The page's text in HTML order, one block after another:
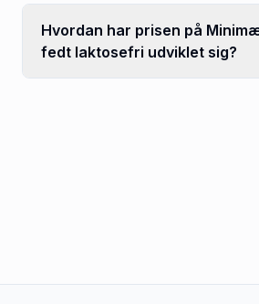
Hvordan har prisen på
fedt laktosefri udviklet sig?